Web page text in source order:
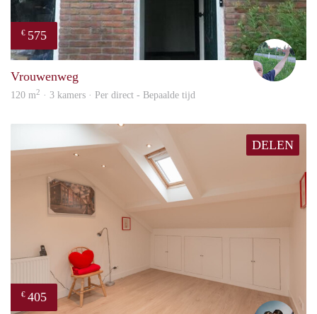
€ 575
S.S.
Vrouwenweg
120 m2 · 3 kamers · Per direct - Bepaalde tijd
DELEN
€ 405